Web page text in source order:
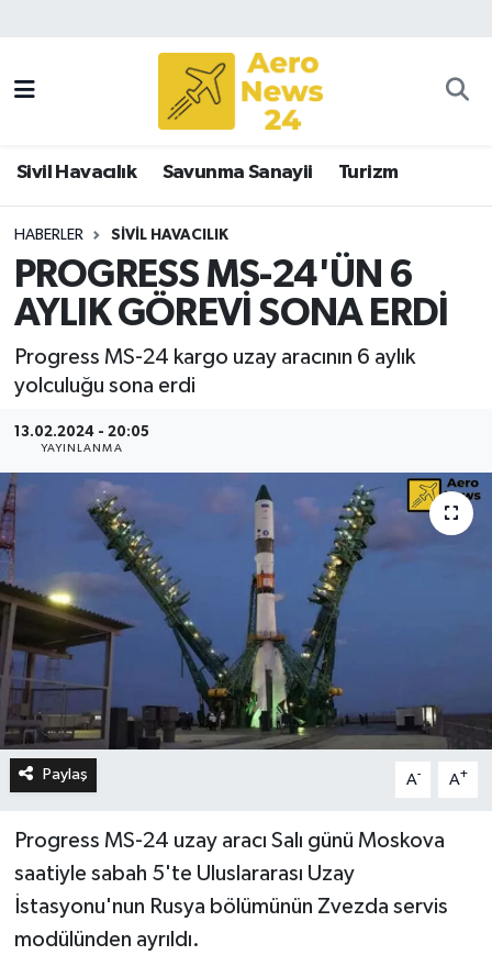
Sivil Havacılık Savunma Sanayii Turizm
HABERLER SIVIL HAVACILIK
PROGRESS MS-24'ÜN 6
AYLIK GÖREVİ SONA ERDİ
Progress MS-24 kargo uzay aracının 6 aylık
yolculuğu sona erdi
13.02.2024 - 20:05
YAYINLANMA
Paylaş A- A+
Progress MS-24 uzay aracı Salı günü Moskova
saatiyle sabah 5'te Uluslararası Uzay
İstasyonu'nun Rusya bölümünün Zvezda servis
modülünden ayrıldı.